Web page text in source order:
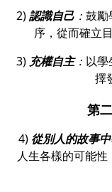
2)認識自己 ： 鼓勵
序，從而確立
3) 充權自主： 以學
擇
第
4) 從別人的故事
人生各樣的可能